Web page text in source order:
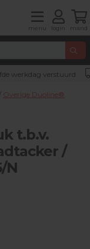
menu login mand
werkdag verstuurd
/ Overige Duoline®
t.b.v.
/
N